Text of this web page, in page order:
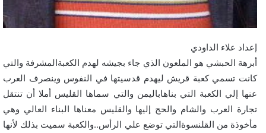
إعداد علاء الداودي
أبرهة الحبشي هو الملعون الذي جاء بجيشه لهدم الكعبةالمشرفة والتي
كانت تسمي كعبة قريش ليهدم قدسيتها في النفوس وينصرف العرب
عنها إلي الكعبة التي بناهاباليمن والتي سماها القليس أملا أن تنتقل
تجارة العرب والشام والحج إليها والقليس معناها البناء العالي وهي
مأخوذة من القلنسوةالتي توضع علي الرأس..والكعبة سميت بذلك لأنها